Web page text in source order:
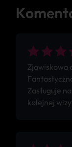
Zjawiskowa
Zasługuje
kolejnej